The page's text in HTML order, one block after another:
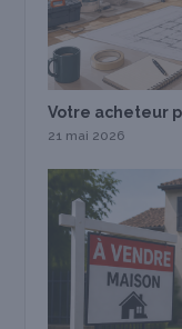
Votre acheteur
21 mai 2026